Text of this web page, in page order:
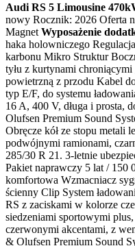
Audi RS 5 Limousine
nowy Rocznik: 2026 Oferta
Magnet Wyposażenie
haka holowniczego
karbonu Mikro Struktur
tyłu z kurtynami
powietrzną z przodu Kabel
typ E/F, do systemu
16 A, 400 V, długa i prosta,
Olufsen Premium Sound
Obręcze kół ze stopu metali
podwójnymi ramionami,
285/30 R 21. 3-letnie
Pakiet naprawczy 5 lat / 150
komfortowa Wzmacniacz
ścienny Clip System
RS z zaciskami w kolorze
siedzeniami sportowymi
czerwonymi akcentami, z
& Olufsen Premium Sound